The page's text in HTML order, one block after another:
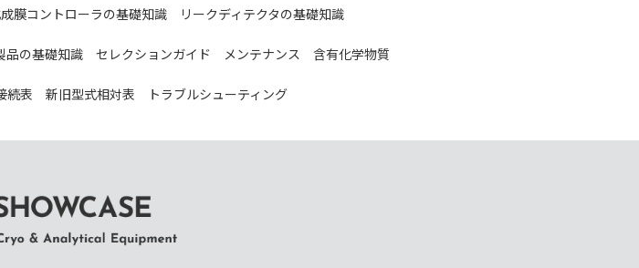
膜コントローラの基礎知識 リークディテクタの基礎知識
品の基礎知識 セレクションガイド メンテナンス 含有化学物質
続表 新旧型式相対表 トラブルシューティング